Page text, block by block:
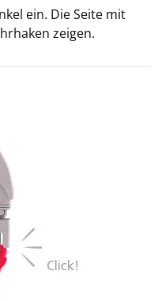
ein. Die Seite mit
zeigen.